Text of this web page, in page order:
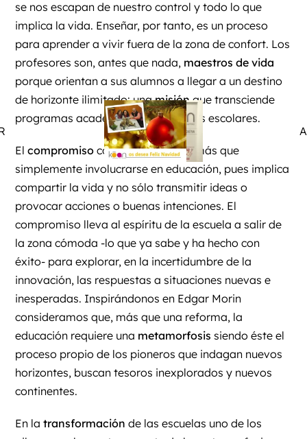
se nos escapan de nuestro control y todo lo que
implica la vida. Enseñar, por tanto, es un proceso
para aprender a vivir fuera de la zona de confort. Los
profesores son, antes que nada, maestros de vida
porque orientan a sus alumnos a llegar a un destino
de horizonte ilimitado: unamisiónque transciende
programas académicos y exigencias escolares.
Elcompromiso con esta misión es más que
simplemente involucrarse en educación, pues implica
compartir la vida y no sólo transmitir ideas o
provocar acciones o buenas intenciones. El
compromiso lleva al espíritu de la escuela a salir de
la zona cómoda -lo que ya sabe y ha hecho con
éxito- para explorar, en la incertidumbre de la
innovación, las respuestas a situaciones nuevas e
inesperadas. Inspirándonos en Edgar Morin
consideramos que, más que una reforma, la
educación requiere una metamorfosis siendo éste el
proceso propio de los pioneros que indagan nuevos
horizontes, buscan tesoros inexplorados y nuevos
continentes.
En latransformación de las escuelas uno de los